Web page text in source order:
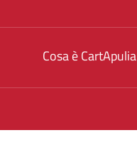
Cosa è CartApulia